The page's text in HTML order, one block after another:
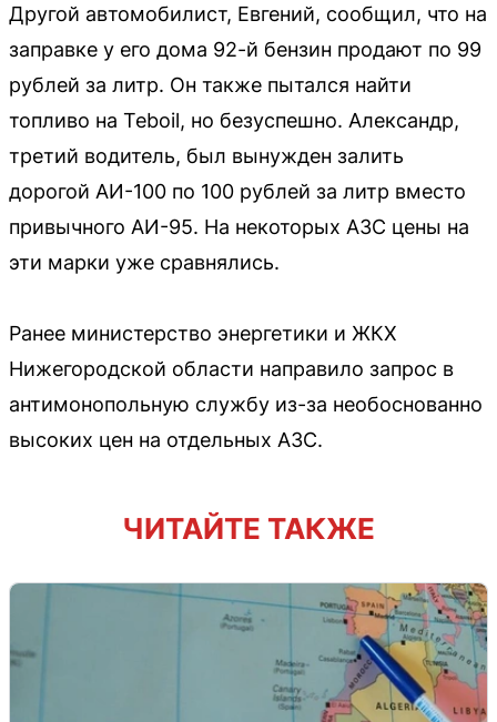
Другой автомобилист, Евгений, сообщил, что на
заправке у его дома 92-й бензин продают по 99
рублей за литр. Он также пытался найти
топливо на Teboil, но безуспешно. Александр,
третий водитель, был вынужден залить
дорогой АИ-100 по 100 рублей за литр вместо
привычного АИ-95. На некоторых АЗС цены на
эти марки уже сравнялись.
Ранее министерство энергетики и ЖКХ
Нижегородской области направило запрос в
антимонопольную службу из-за необоснованно
высоких цен на отдельных АЗС.
ЧИТАЙТЕ ТАКЖЕ